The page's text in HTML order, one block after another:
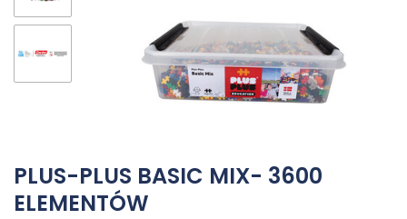
PLUS-PLUS BASIC MIX- 3600
ELEMENTÓW